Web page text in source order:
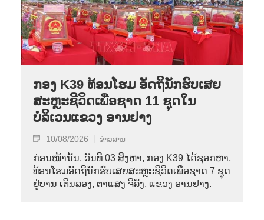
ກອງ K39 ທ້ອນໂຮມ ອັດຖິນັກຮົບເສຍ
ສະຫຼະຊີວິດເພື່ອຊາດ 11 ຊຸດໃນ
ບໍລິເວນແຂວງ ອານຢາງ
10/08/2026 ຂ່າວສານ
ກ່ອນໜ້ານັ້ນ, ວັນທີ 03 ສິງຫາ, ກອງ K39 ໄດ້ຊອກຫາ,
ທ້ອນໂຮມອັດຖິນັກຮົບເສຍສະຫຼະຊີວິດເພື່ອຊາດ 7 ຊຸດ
ຢູ່ບານ ເຕິນລອງ, ຕາແສງ ຈີລັງ, ແຂວງ ອານຢາງ.